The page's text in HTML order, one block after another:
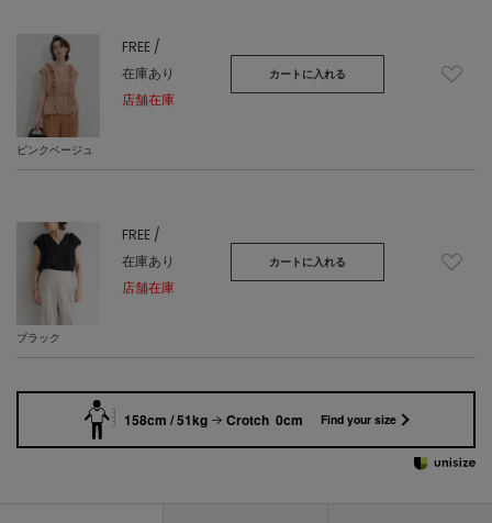
ピンクベージュ
FREE /
在庫あり
店舗在庫
カートに入れる
ブラック
FREE /
在庫あり
店舗在庫
カートに入れる
158cm / 51kg Crotch 0cm Find your size